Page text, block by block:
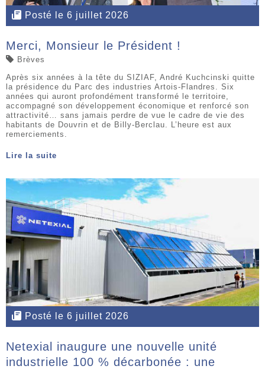
Posté le 6 juillet 2026
Merci, Monsieur le Président !
Brèves
Après six années à la tête du SIZIAF, André Kuchcinski quitte
la présidence du Parc des industries Artois-Flandres. Six
années qui auront profondément transformé le territoire,
accompagné son développement économique et renforcé son
attractivité… sans jamais perdre de vue le cadre de vie des
habitants de Douvrin et de Billy-Berclau. L’heure est aux
remerciements.
Lire la suite
Posté le 6 juillet 2026
Netexial inaugure une nouvelle unité
industrielle 100 % décarbonée : une